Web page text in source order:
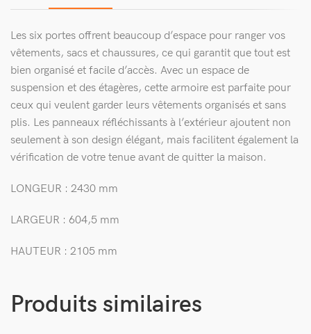
Les six portes offrent beaucoup d’espace pour ranger vos
vêtements, sacs et chaussures, ce qui garantit que tout est
bien organisé et facile d’accès. Avec un espace de
suspension et des étagères, cette armoire est parfaite pour
ceux qui veulent garder leurs vêtements organisés et sans
plis. Les panneaux réfléchissants à l’extérieur ajoutent non
seulement à son design élégant, mais facilitent également la
vérification de votre tenue avant de quitter la maison.
LONGEUR : 2430 mm
LARGEUR : 604,5 mm
HAUTEUR : 2105 mm
Produits similaires